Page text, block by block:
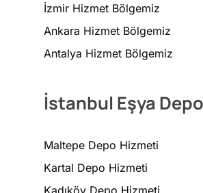
İzmir Hizmet Bölgemiz
Ankara Hizmet Bölgemiz
Antalya Hizmet Bölgemiz
İstanbul Eşya
Maltepe Depo Hizmeti
Kartal Depo Hizmeti
Kadıköy Depo Hizmeti